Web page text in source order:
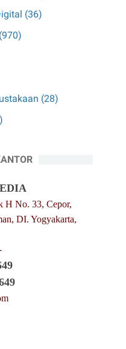
(36)
(970)
(28)
H No. 33, Cepor,
DI. Yogyakarta,